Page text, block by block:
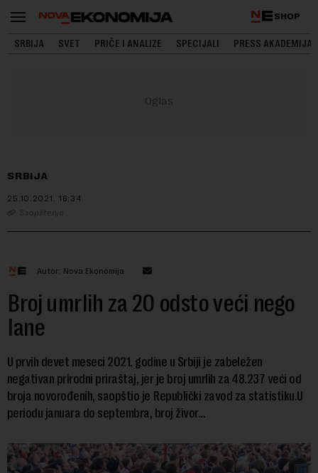
SHOP
SRBIJA SVET PRIČE I ANALIZE SPECIJALI PRESS AKADEMIJA
SRBIJA
25.10.2021. 16:34
Saopštenje
Autor: Nova Ekonomija
Broj umrlih za 20 odsto veći nego
lane
U prvih devet meseci 2021. godine u Srbiji je zabeležen
negativan prirodni priraštaj, jer je broj umrlih za 48.237 veći od
broja novorođenih, saopštio je Republički zavod za statistiku.U
periodu januara do septembra, broj živor...